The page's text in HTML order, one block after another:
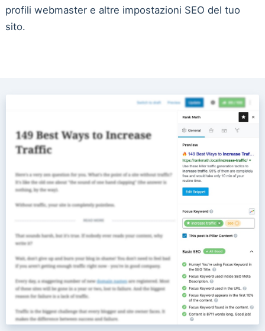
profili webmaster e altre impostazioni SEO del tuo
sito.